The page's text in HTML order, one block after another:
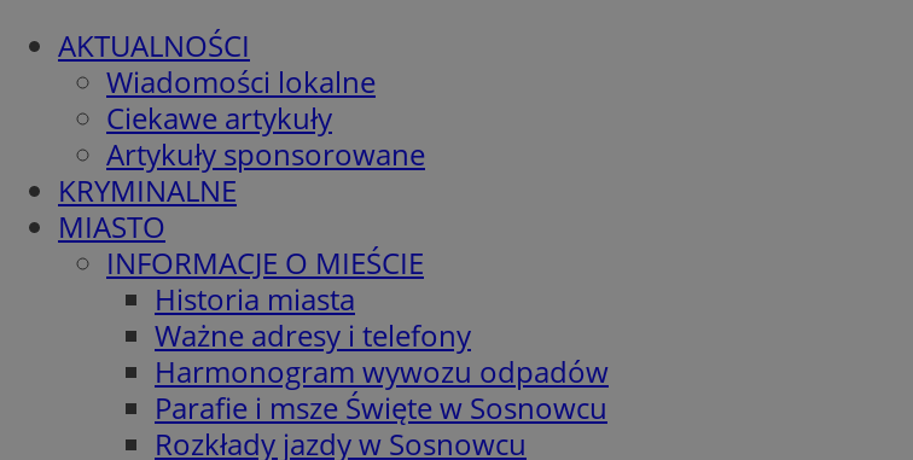
AKTUALNOŚCI
Wiadomości lokalne
Ciekawe artykuły
Artykuły sponsorowane
KRYMINALNE
MIASTO
INFORMACJE O MIEŚCIE
Historia miasta
Ważne adresy i telefony
Harmonogram wywozu odpadów
Parafie i msze Święte w Sosnowcu
Rozkłady jazdy w Sosnowcu